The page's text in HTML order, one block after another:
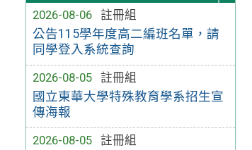
2026-08-06
註冊組
公告115學年度高二編班名單，請
同學登入系統查詢
2026-08-05
註冊組
國立東華大學特殊教育學系招生宣
傳海報
2026-08-05
註冊組